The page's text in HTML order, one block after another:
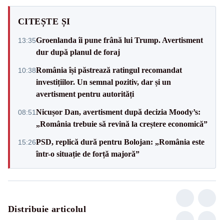
CITEȘTE ȘI
13:35Groenlanda îi pune frână lui Trump. Avertisment
dur după planul de foraj
10:38România își păstrează ratingul recomandat
investițiilor. Un semnal pozitiv, dar și un
avertisment pentru autorități
08:51Nicușor Dan, avertisment după decizia Moody’s:
„România trebuie să revină la creștere economică”
15:26PSD, replică dură pentru Bolojan: „România este
într-o situație de forță majoră”
Distribuie articolul